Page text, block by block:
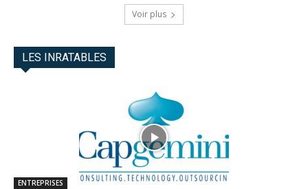
Voir plus
LES INRATABLES
ENTREPRISES